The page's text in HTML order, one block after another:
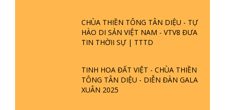
CHÙA THIỀN TÔNG TÂN DIỆU - TỰ
HÀO DI SẢN VIỆT NAM - VTV8 ĐƯA
TIN THỜII SỰ | TTTD
TINH HOA ĐẤT VIỆT - CHÙA THIỀN
TÔNG TÂN DIỆU - DIỄN ĐÀN GALA
XUÂN 2025